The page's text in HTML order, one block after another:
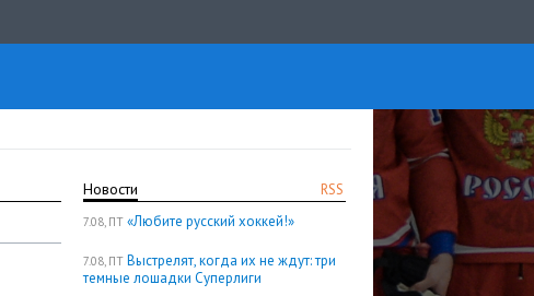
RSS
Новости
7.08, ПТ «Любите русский хоккей!»
7.08, ПТ Выстрелят, когда их не ждут: три
темные лошадки Суперлиги